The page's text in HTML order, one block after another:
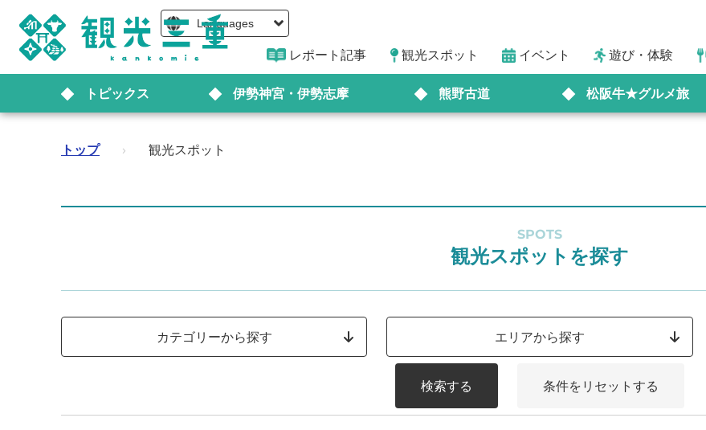
Languages
レポート記事 観光スポット イベント 遊び・体験
トピックス 伊勢神宮・伊勢志摩 熊野古道 松阪牛★グルメ旅
トップ › 観光スポット
SPOTS
観光スポットを探す
カテゴリーから探す エリアから探す
検索する 条件をリセットする